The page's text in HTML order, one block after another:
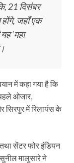
21 दिसंबर
होंगे, जहाँ एक
‘महा
में कहा गया है कि
ओजार,
सिरपुर में रिलायंस के
सेंटर फोर इंडियन
मालुसारे ने